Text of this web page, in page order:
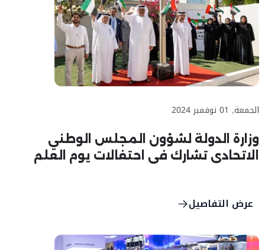
الجمعة, 01 نوفمبر 2024
وزارة الدولة لشؤون المجلس الوطني
الاتحادي تشارك في احتفالات يوم العلم
عرض التفاصيل